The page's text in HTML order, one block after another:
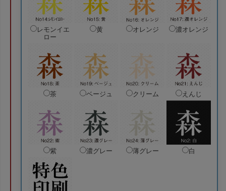
レモンイエ
ロー
黄 オレンジ 濃オレンジ
茶 ベージュ クリーム えんじ
紫 濃グレー 薄グレー 白